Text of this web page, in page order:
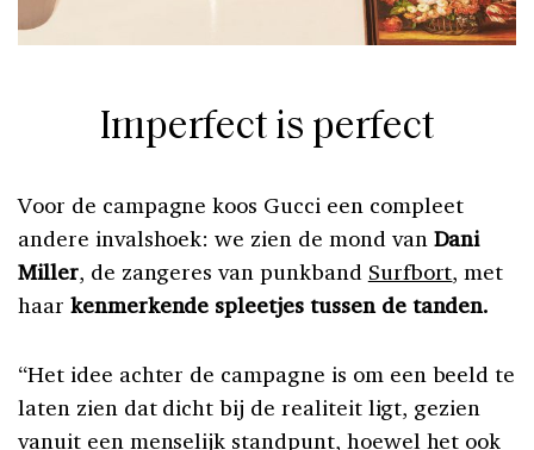
Imperfect is perfect
Voor de campagne koos Gucci een compleet
andere invalshoek: we zien de mond van Dani
Miller, de zangeres van punkband Surfbort, met
haar kenmerkende spleetjes tussen de tanden.
“Het idee achter de campagne is om een beeld te
laten zien dat dicht bij de realiteit ligt, gezien
vanuit een menselijk standpunt, hoewel het ook